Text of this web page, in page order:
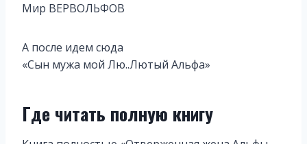
Мир ВЕРВОЛЬФОВ
А после идем сюда
«Сын мужа мой Лю..Лютый Альфа»
Где читать полную книгу